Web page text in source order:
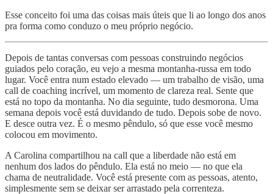
Esse conceito foi uma das coisas mais úteis que li ao longo dos anos
pra forma como conduzo o meu próprio negócio.
Depois de tantas conversas com pessoas construindo negócios
guiados pelo coração, eu vejo a mesma montanha-russa em todo
lugar. Você entra num estado elevado — um trabalho de visão, uma
call de coaching incrível, um momento de clareza real. Sente que
está no topo da montanha. No dia seguinte, tudo desmorona. Uma
semana depois você está duvidando de tudo. Depois sobe de novo.
E desce outra vez. É o mesmo pêndulo, só que esse você mesmo
colocou em movimento.
A Carolina compartilhou na call que a liberdade não está em
nenhum dos lados do pêndulo. Ela está no meio — no que ela
chama de neutralidade. Você está presente com as pessoas, atento,
simplesmente sem se deixar ser arrastado pela correnteza.